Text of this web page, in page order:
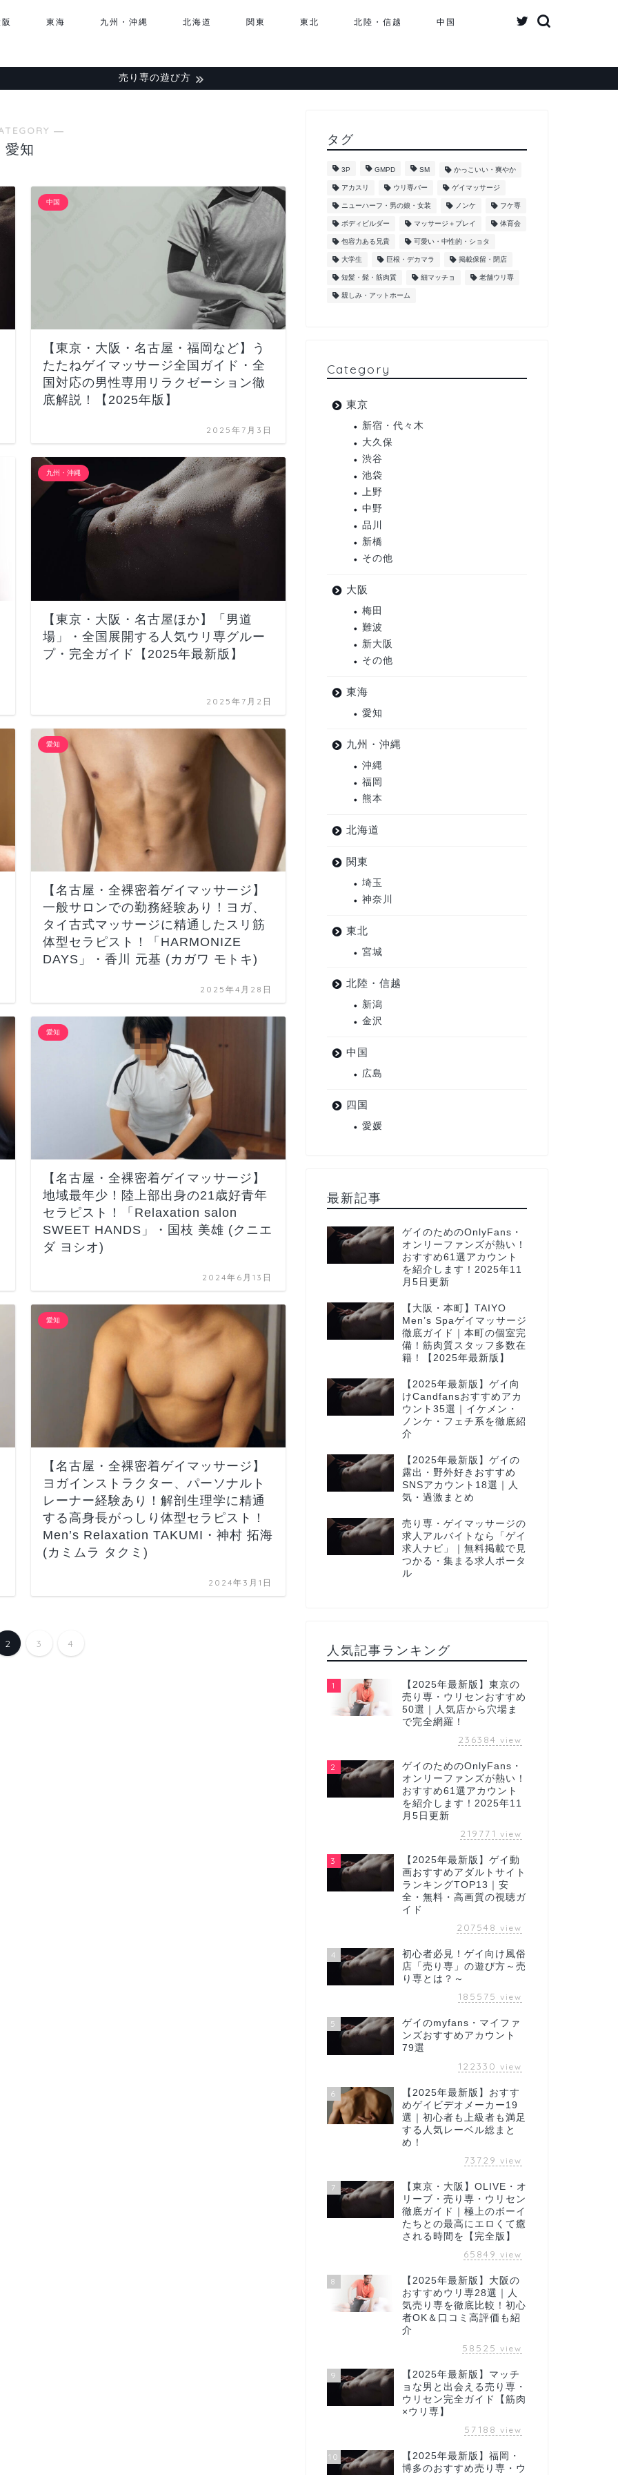
東海 九州・沖縄 北海道 関東 東北 北陸・信越 中国
売り専の遊び方
―
愛知
中国
【東京・大阪・名古屋・福岡など】う
たたねゲイマッサージ全国ガイド・全
国対応の男性専用リラクゼーション徹
底解説！【2025年版】
2025年7月3日
九州・沖縄
【東京・大阪・名古屋ほか】「男道
場」・全国展開する人気ウリ専グルー
プ・完全ガイド【2025年最新版】
2025年7月2日
愛知
【名古屋・全裸密着ゲイマッサージ】
一般サロンでの勤務経験あり！ヨガ、
タイ古式マッサージに精通したスリ筋
体型セラピスト！「HARMONIZE
DAYS」・香川 元基 (カガワ モトキ)
2025年4月28日
愛知
【名古屋・全裸密着ゲイマッサージ】
地域最年少！陸上部出身の21歳好青年
セラピスト！「Relaxation salon
SWEET HANDS」・国枝 美雄 (クニエ
ダ ヨシオ)
2024年6月13日
愛知
【名古屋・全裸密着ゲイマッサージ】
ヨガインストラクター、パーソナルト
レーナー経験あり！解剖生理学に精通
する高身長がっしり体型セラピスト！
Men’s Relaxation TAKUMI・神村 拓海
(カミムラ タクミ)
2024年3月1日
2 3 4
タグ
3P GMPD SM かっこいい・爽やか
アカスリ ウリ専バー ゲイマッサージ
ニューハーフ・男の娘・女装 ノンケ フケ専
ボディビルダー マッサージ＋プレイ 体育会
包容力ある兄貴 可愛い・中性的・ショタ
大学生 巨根・デカマラ 掲載保留・閉店
短髪・髭・筋肉質 細マッチョ 老舗ウリ専
親しみ・アットホーム
Category
東京
新宿・代々木
大久保
渋谷
池袋
上野
中野
品川
新橋
その他
大阪
梅田
難波
新大阪
その他
東海
愛知
九州・沖縄
沖縄
福岡
熊本
北海道
関東
埼玉
神奈川
東北
宮城
北陸・信越
新潟
金沢
中国
広島
四国
愛媛
最新記事
ゲイのためのOnlyFans・
オンリーファンズが熱い！
おすすめ61選アカウント
を紹介します！2025年11
月5日更新
【大阪・本町】TAIYO
Men’s Spaゲイマッサージ
徹底ガイド｜本町の個室完
備！筋肉質スタッフ多数在
籍！【2025年最新版】
【2025年最新版】ゲイ向
けCandfansおすすめアカ
ウント35選｜イケメン・
ノンケ・フェチ系を徹底紹
介
【2025年最新版】ゲイの
露出・野外好きおすすめ
SNSアカウント18選｜人
気・過激まとめ
売り専・ゲイマッサージの
求人アルバイトなら「ゲイ
求人ナビ」｜無料掲載で見
つかる・集まる求人ポータ
ル
人気記事ランキング
1
【2025年最新版】東京の
売り専・ウリセンおすすめ
50選｜人気店から穴場ま
で完全網羅！
236384 view
2
ゲイのためのOnlyFans・
オンリーファンズが熱い！
おすすめ61選アカウント
を紹介します！2025年11
月5日更新
219771 view
3
【2025年最新版】ゲイ動
画おすすめアダルトサイト
ランキングTOP13｜安
全・無料・高画質の視聴ガ
イド
207548 view
4
初心者必見！ゲイ向け風俗
店「売り専」の遊び方～売
り専とは？～
185575 view
5
ゲイのmyfans・マイファ
ンズおすすめアカウント
79選
122330 view
6
【2025年最新版】おすす
めゲイビデオメーカー19
選｜初心者も上級者も満足
する人気レーベル総まと
め！
73729 view
7
【東京・大阪】OLIVE・オ
リーブ・売り専・ウリセン
徹底ガイド｜極上のボーイ
たちとの最高にエロくて癒
される時間を【完全版】
65849 view
8
【2025年最新版】大阪の
おすすめウリ専28選｜人
気売り専を徹底比較！初心
者OK＆口コミ高評価も紹
介
58525 view
9
【2025年最新版】マッチ
ョな男と出会える売り専・
ウリセン完全ガイド【筋肉
×ウリ専】
57188 view
10
【2025年最新版】福岡・
博多のおすすめ売り専・ウ